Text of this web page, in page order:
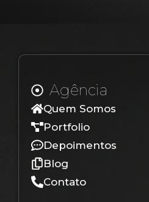
Agência
Quem Somos
Portfolio
Depoimentos
Blog
Contato